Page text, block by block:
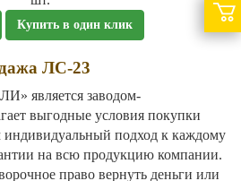
Купить в один клик
ЛС-23
является заводом-
выгодные условия покупки
подход к каждому
на всю продукцию компании.
право вернуть деньги или